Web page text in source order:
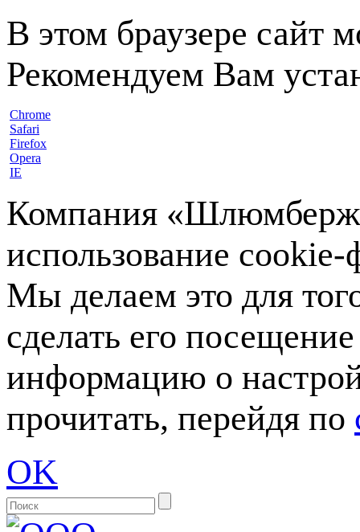
В этом браузере сайт
Рекомендуем Вам
Chrome
Safari
Firefox
Opera
IE
Компания
использование
Мы делаем это для
сделать его
информацию о
прочитать, перейдя по
OK